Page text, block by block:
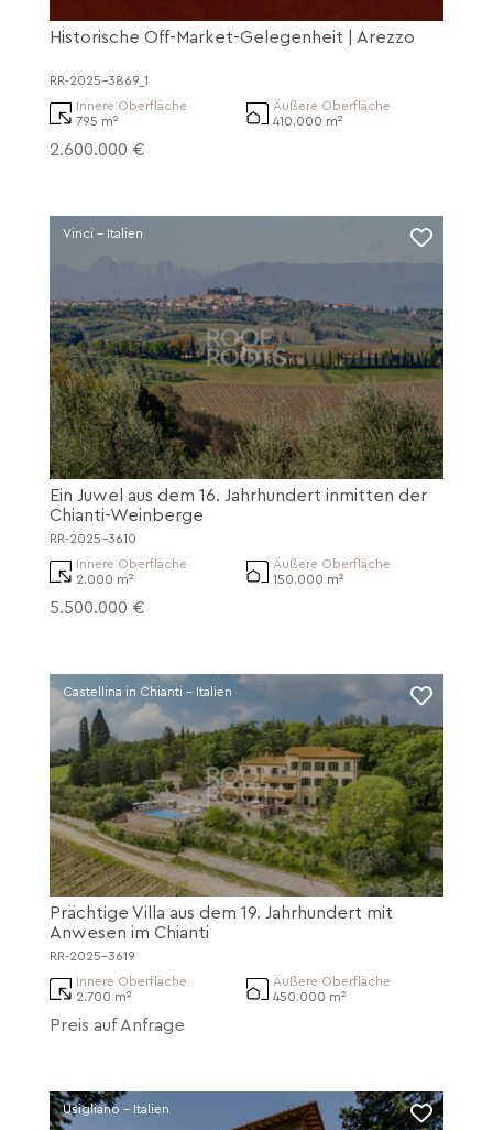
Historische Off-Market-Gelegenheit | Arezzo
RR-2025-3869_1
Innere Oberfläche
795 m²
Äußere Oberfläche
410.000 m²
2.600.000 €
Vinci - Italien
Ein Juwel aus dem 16. Jahrhundert inmitten der
Chianti-Weinberge
RR-2025-3610
Innere Oberfläche
2.000 m²
Äußere Oberfläche
150.000 m²
5.500.000 €
Castellina in Chianti - Italien
Prächtige Villa aus dem 19. Jahrhundert mit
Anwesen im Chianti
RR-2025-3619
Innere Oberfläche
2.700 m²
Äußere Oberfläche
450.000 m²
Preis auf Anfrage
Usigliano - Italien